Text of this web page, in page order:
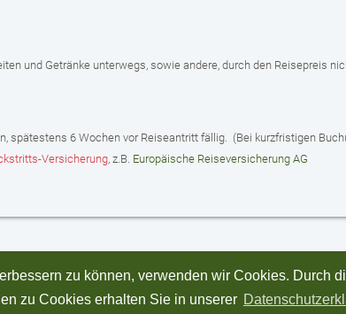
zu können, verwenden wir Cookies. Durch
zu Cookies erhalten Sie in unserer
und Getränke unterwegs, sowie andere, durch den Reisepreis
6 Wochen vor Reiseantritt fällig. (Bei kurzfristigen
Versicherung , z.B. Europäische Reiseversicherung AG